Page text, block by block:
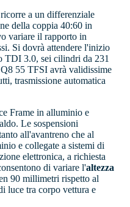
a un differenziale
della coppia 40:60 in
variare il rapporto in
Si dovrà attendere l'inizio
TDI 3.0, sei cilindri da 231
55 TFSI avrà validissime
trasmissione automatica
Frame in alluminio e
Le sospensioni
all'avantreno che al
e collegate a sistemi di
elettronica, a richiesta
di variare l'altezza
90 millimetri rispetto al
luce tra corpo vettura e